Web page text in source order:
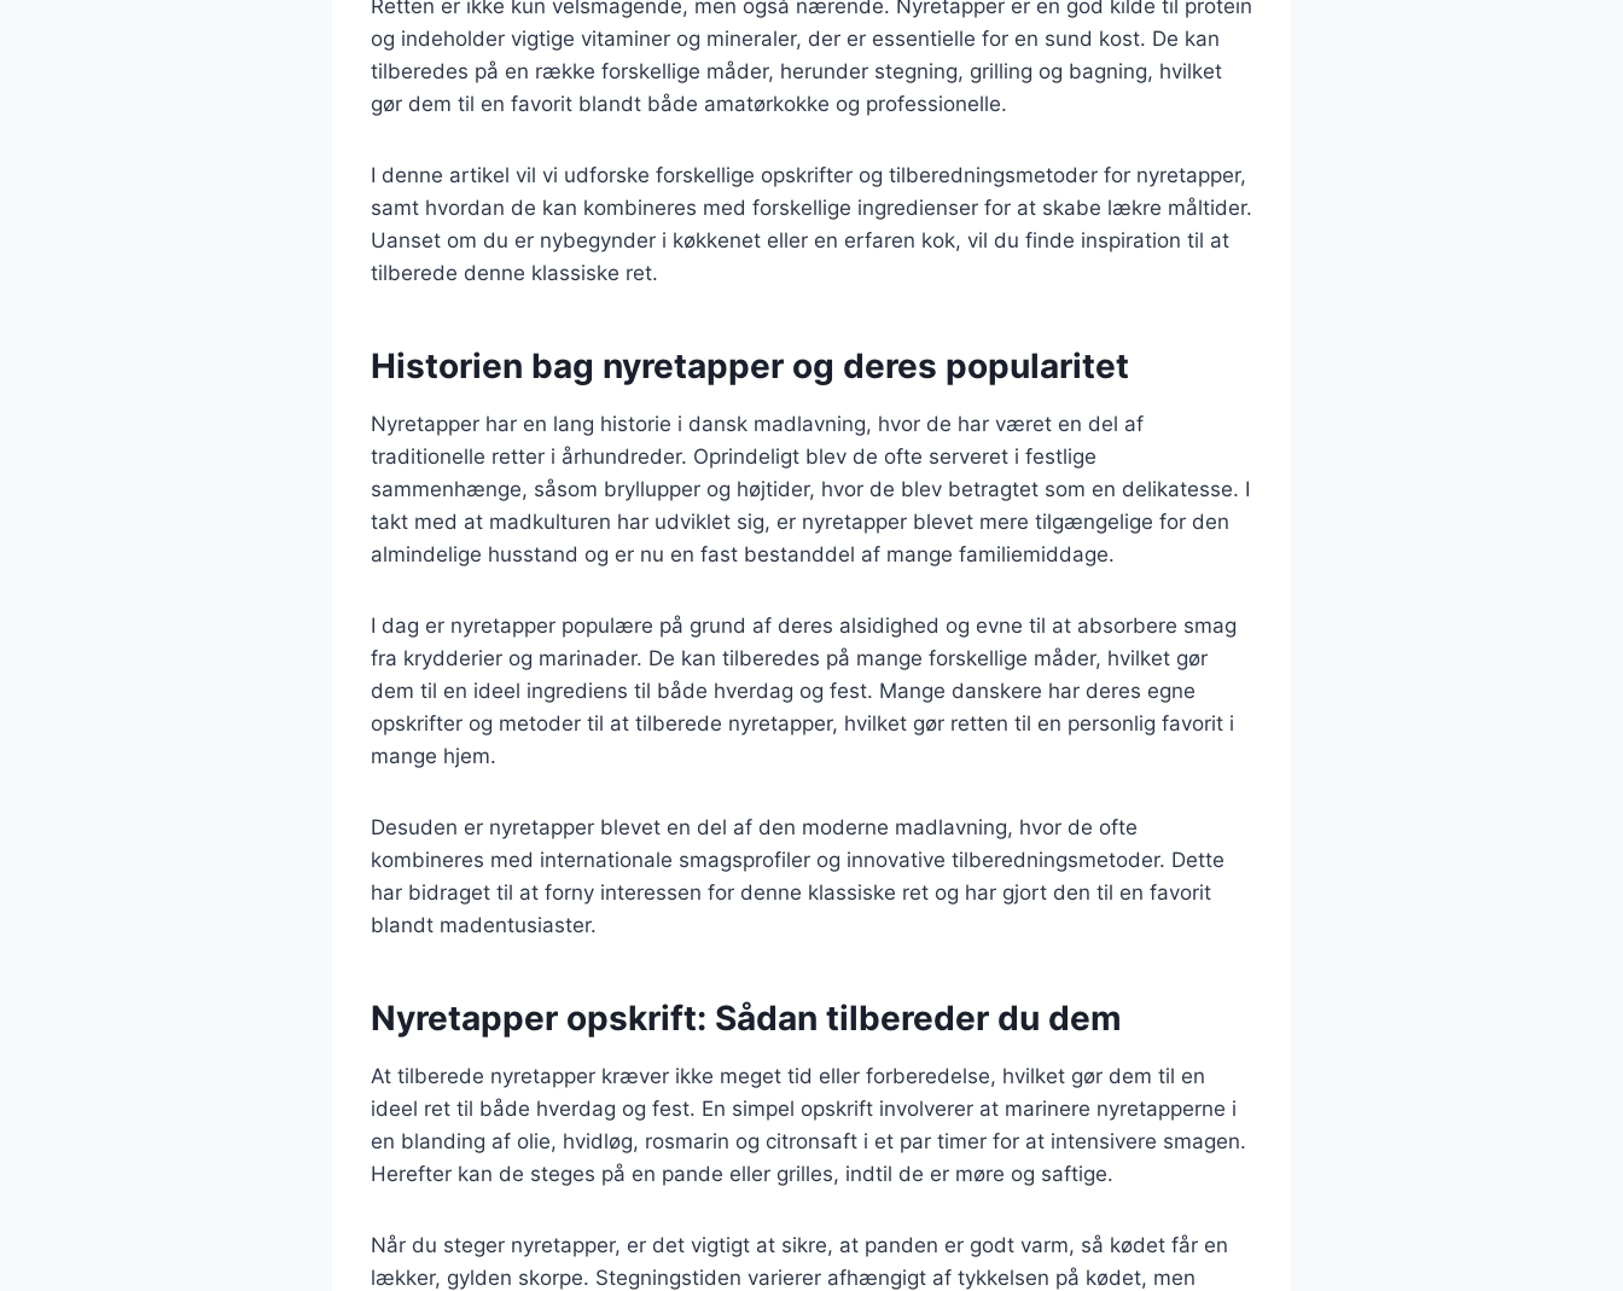
Retten er ikke kun velsmagende, men også nærende. Nyretapper er en god kilde til protein
og indeholder vigtige vitaminer og mineraler, der er essentielle for en sund kost. De kan
tilberedes på en række forskellige måder, herunder stegning, grilling og bagning, hvilket
gør dem til en favorit blandt både amatørkokke og professionelle.
I denne artikel vil vi udforske forskellige opskrifter og tilberedningsmetoder for nyretapper,
samt hvordan de kan kombineres med forskellige ingredienser for at skabe lækre måltider.
Uanset om du er nybegynder i køkkenet eller en erfaren kok, vil du finde inspiration til at
tilberede denne klassiske ret.
Historien bag nyretapper og deres popularitet
Nyretapper har en lang historie i dansk madlavning, hvor de har været en del af
traditionelle retter i århundreder. Oprindeligt blev de ofte serveret i festlige
sammenhænge, såsom bryllupper og højtider, hvor de blev betragtet som en delikatesse. I
takt med at madkulturen har udviklet sig, er nyretapper blevet mere tilgængelige for den
almindelige husstand og er nu en fast bestanddel af mange familiemiddage.
I dag er nyretapper populære på grund af deres alsidighed og evne til at absorbere smag
fra krydderier og marinader. De kan tilberedes på mange forskellige måder, hvilket gør
dem til en ideel ingrediens til både hverdag og fest. Mange danskere har deres egne
opskrifter og metoder til at tilberede nyretapper, hvilket gør retten til en personlig favorit i
mange hjem.
Desuden er nyretapper blevet en del af den moderne madlavning, hvor de ofte
kombineres med internationale smagsprofiler og innovative tilberedningsmetoder. Dette
har bidraget til at forny interessen for denne klassiske ret og har gjort den til en favorit
blandt madentusiaster.
Nyretapper opskrift: Sådan tilbereder du dem
At tilberede nyretapper kræver ikke meget tid eller forberedelse, hvilket gør dem til en
ideel ret til både hverdag og fest. En simpel opskrift involverer at marinere nyretapperne i
en blanding af olie, hvidløg, rosmarin og citronsaft i et par timer for at intensivere smagen.
Herefter kan de steges på en pande eller grilles, indtil de er møre og saftige.
Når du steger nyretapper, er det vigtigt at sikre, at panden er godt varm, så kødet får en
lækker, gylden skorpe. Stegningstiden varierer afhængigt af tykkelsen på kødet, men